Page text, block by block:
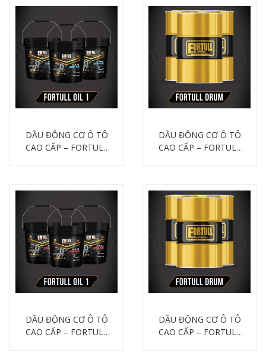
DẦU ĐỘNG CƠ Ô TÔ
CAO CẤP – FORTULL
DẦU ĐỘNG CƠ Ô TÔ
CAO CẤP – FORTULL
DẦU ĐỘNG CƠ Ô TÔ
CAO CẤP – FORTULL
DẦU ĐỘNG CƠ Ô TÔ
CAO CẤP – FORTULL